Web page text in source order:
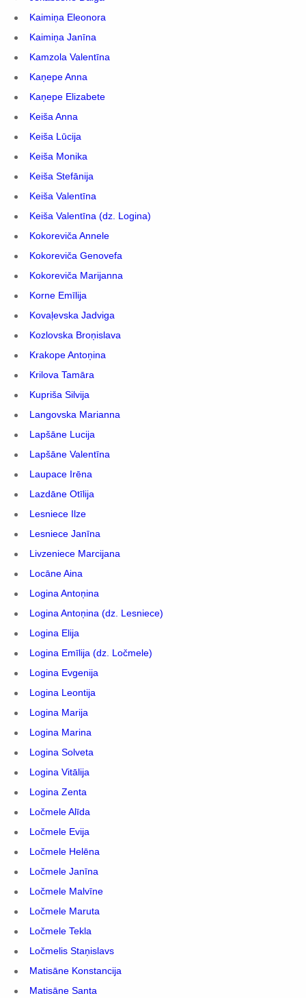
Kaimiņa Eleonora
Kaimiņa Janīna
Kamzola Valentīna
Kaņepe Anna
Kaņepe Elizabete
Keiša Anna
Keiša Lūcija
Keiša Monika
Keiša Stefānija
Keiša Valentīna
Keiša Valentīna (dz. Logina)
Kokoreviča Annele
Kokoreviča Genovefa
Kokoreviča Marijanna
Korne Emīlija
Kovaļevska Jadviga
Kozlovska Broņislava
Krakope Antoņina
Krilova Tamāra
Kupriša Silvija
Langovska Marianna
Lapšāne Lucija
Lapšāne Valentīna
Laupace Irēna
Lazdāne Otīlija
Lesniece Ilze
Lesniece Janīna
Livzeniece Marcijana
Locāne Aina
Logina Antoņina
Logina Antoņina (dz. Lesniece)
Logina Elija
Logina Emīlija (dz. Ločmele)
Logina Evgenija
Logina Leontija
Logina Marija
Logina Marina
Logina Solveta
Logina Vitālija
Logina Zenta
Ločmele Alīda
Ločmele Evija
Ločmele Helēna
Ločmele Janīna
Ločmele Malvīne
Ločmele Maruta
Ločmele Tekla
Ločmelis Staņislavs
Matisāne Konstancija
Matisāne Santa